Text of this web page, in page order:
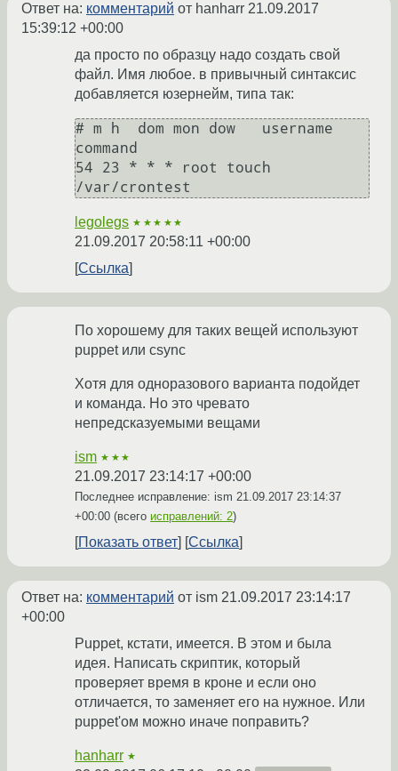
Ответ на: комментарий от hanharr 21.09.2017
15:39:12 +00:00
да просто по образцу надо создать свой
файл. Имя любое. в привычный синтаксис
добавляется юзернейм, типа так:
# m h  dom mon dow   username
command
54 23 * * * root touch
legolegs ★★★★★
21.09.2017 20:58:11 +00:00
Ссылка
По хорошему для таких вещей используют
puppet или csync
Хотя для одноразового варианта подойдет
и команда. Но это чревато
непредсказуемыми вещами
ism ★★★
21.09.2017 23:14:17 +00:00
Последнее исправление: ism 21.09.2017 23:14:37
+00:00 (всего исправлений: 2)
Показать ответ Ссылка
Ответ на: комментарий от ism 21.09.2017 23:14:17
+00:00
Puppet, кстати, имеется. В этом и была
идея. Написать скриптик, который
проверяет время в кроне и если оно
отличается, то заменяет его на нужное. Или
puppet'ом можно иначе поправить?
hanharr ★